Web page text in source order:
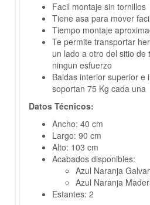
Facil montaje sin tornillos
Tiene asa para mover
Tiempo montaje
Te permite transportar
un lado a otro del sitio de
ningun esfuerzo
Baldas interior superior e
soportan 75 Kg cada una
Datos Técnicos:
Ancho: 40 cm
Largo: 90 cm
Alto: 103 cm
Acabados disponibles:
Azul Naranja
Azul Naranja
Estantes: 2